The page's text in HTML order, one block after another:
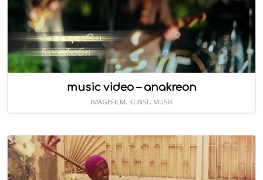
music video – anakreon
IMAGEFILM, KUNST, MUSIK